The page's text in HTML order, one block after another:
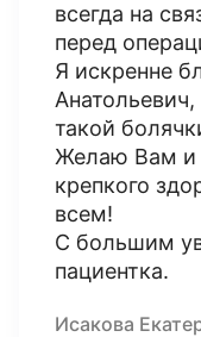
всегда на
перед
Я искренне
такой
Желаю Вам и
крепкого
всем!
С большим
пациентка.
Исакова